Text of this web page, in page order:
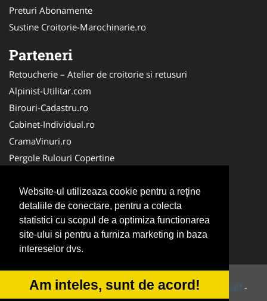
Website-ul utilizeaza cookie pentru a reţine
detaliile de conectare, pentru a colecta
statistici cu scopul de a optimiza functionarea
site-ului si pentru a furniza marketing in baza
intereselor dvs.
Am inteles, sunt de acord!
Preturi Abonamente
Sustine Croitorie-Marochinarie.ro
Parteneri
Retoucherie – Atelier de croitorie si retusuri
Alpinist-Utilitar.com
Birouri-Cadastru.ro
Cabinet-Individual.ro
CramaVinuri.ro
Pergole Rulouri Copertine
Cardiologul.ro
CentruInchirieri.ro
Copertine-Inchideri-Terase.com
Service-Reparatii.com
© 2014-2026 Powered byVilonMedia&Tokaido Consult -